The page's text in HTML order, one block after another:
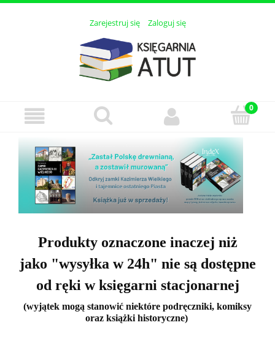
Zarejestruj się Zaloguj się
Produkty oznaczone inaczej niż
jako "wysyłka w 24h" nie są dostępne
od ręki w księgarni stacjonarnej
(wyjątek mogą stanowić niektóre podręczniki, komiksy
oraz książki historyczne)